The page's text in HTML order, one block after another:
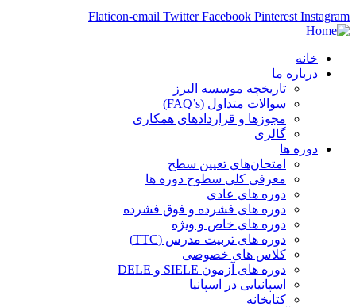
Flaticon-email Twitter Facebook Pinterest Instagram
خانه
درباره ما
تاریخچه موسسه البرز
سوالات متداول (FAQ’s)
مجوزها و قراردادهای همکاری
گالری
دوره ها
امتحان‌های تعیین سطح
معرفی کلی سطوح دوره ها
دوره های عادی
دوره های فشرده و فوق فشرده
دوره های خاص و ویژه
دوره های تربیت مدرس (TTC)
کلاس های خصوصی
دوره های آزمون SIELE و DELE
اسپانیایی در اسپانیا
کتابخانه